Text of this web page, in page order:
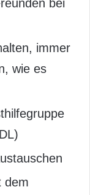
bei
immer
wie es
dem